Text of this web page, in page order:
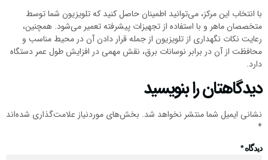
با انتخاب این مرکز، می‌توانید اطمینان حاصل کنید که تلویزیون شما توسط
متخصصان ماهر و با استفاده از تجهیزات پیشرفته تعمیر می‌شود. همچنین،
رعایت نکات نگهداری از تلویزیون از جمله قرار دادن آن در محیط مناسب و
محافظت از آن در برابر نوسانات برق، نقش مهمی در افزایش طول عمر دستگاه
دارد.
دیدگاهتان را بنویسید
نشانی ایمیل شما منتشر نخواهد شد. بخش‌های موردنیاز علامت‌گذاری شده‌اند
*
دیدگاه*